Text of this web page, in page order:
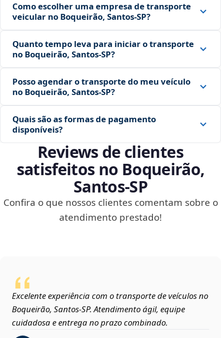
Como escolher uma empresa de transporte
veicular no Boqueirão, Santos‑SP?
Quanto tempo leva para iniciar o transporte
no Boqueirão, Santos‑SP?
Posso agendar o transporte do meu veículo
no Boqueirão, Santos‑SP?
Quais são as formas de pagamento
disponíveis?
Reviews de clientes
satisfeitos no Boqueirão,
Santos‑SP
Confira o que nossos clientes comentam sobre o
atendimento prestado!
Excelente experiência com o transporte de veículos no
Boqueirão, Santos‑SP. Atendimento ágil, equipe
cuidadosa e entrega no prazo combinado.